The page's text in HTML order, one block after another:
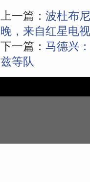
上一篇： 波杜布
晚，来自红星电视
下一篇： 马德兴
兹等队